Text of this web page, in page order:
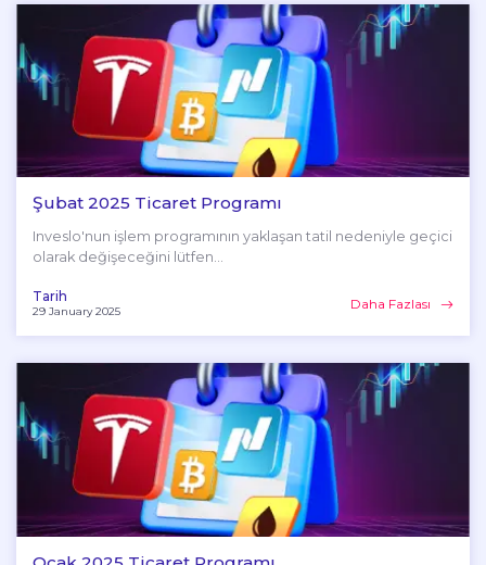
Şubat 2025 Ticaret Programı
Inveslo'nun işlem programının yaklaşan tatil nedeniyle geçici
olarak değişeceğini lütfen...
Tarih
29 January 2025 Daha Fazlası